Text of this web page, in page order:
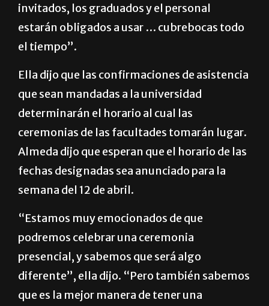
invitados, los graduados y el personal
estarán obligados a usar … cubrebocas todo
el tiempo”.
Ella dijo que las confirmaciones de asistencia
que sean mandadas a la universidad
determinarán el horario al cual las
ceremonias de las facultades tomarán lugar.
Almeda dijo que esperan que el horario de las
fechas designadas sea anunciado para la
semana del 12 de abril.
“Estamos muy emocionados de que
podremos celebrar una ceremonia
presencial, y sabemos que será algo
diferente”, ella dijo. “Pero también sabemos
que es la mejor manera de tener una